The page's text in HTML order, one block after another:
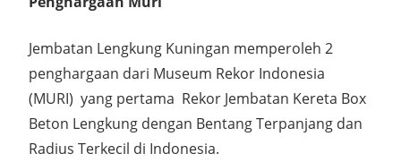
Jembatan Lengkung Kuningan memperoleh 2
penghargaan dari Museum Rekor Indonesia
(MURI) yang pertama Rekor Jembatan Kereta Box
Beton Lengkung dengan Bentang Terpanjang dan
Radius Terkecil di Indonesia.